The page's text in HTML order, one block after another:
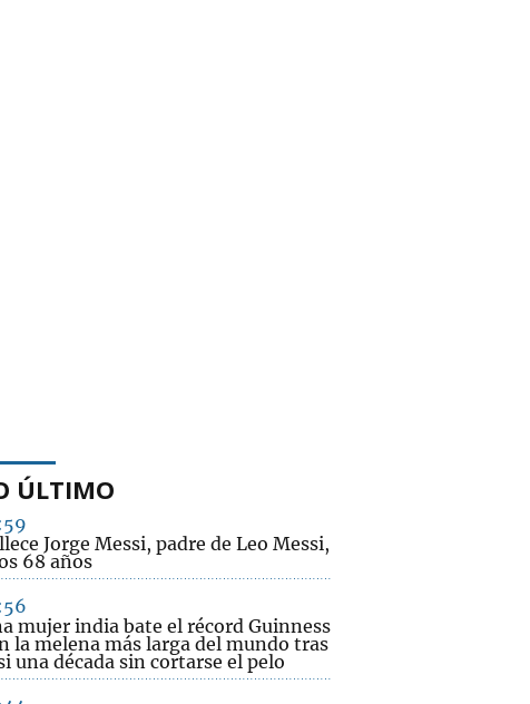
ÚLTIMO
Jorge Messi, padre de Leo Messi,
68 años
mujer india bate el récord Guinness
la melena más larga del mundo tras
una década sin cortarse el pelo